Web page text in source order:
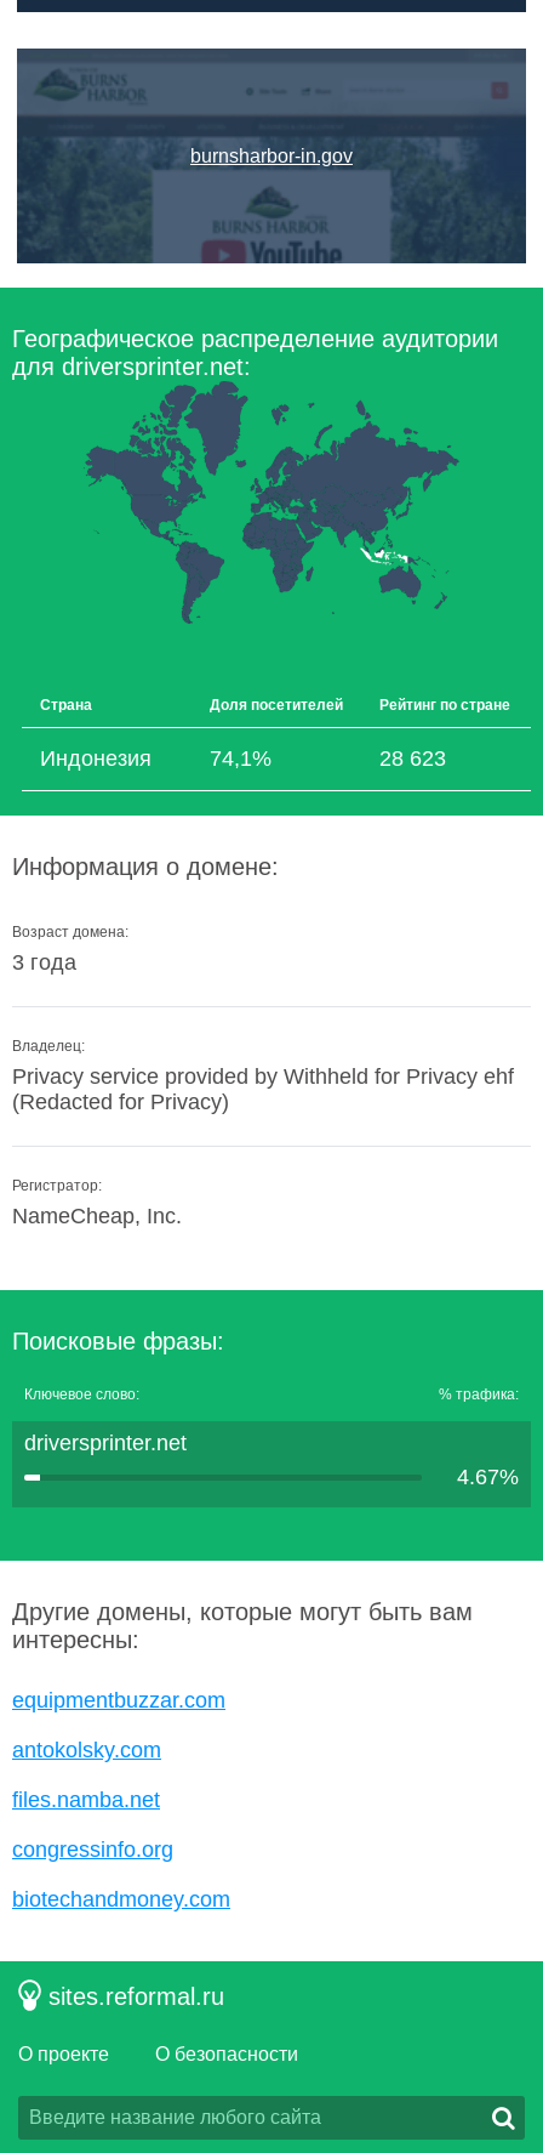
burnsharbor-in.gov
Географическое распределение аудитории
для driversprinter.net:
Страна Доля посетителей Рейтинг по стране
Индонезия 74,1% 28 623
Информация о домене:
Возраст домена:
3 года
Владелец:
Privacy service provided by Withheld for Privacy ehf
(Redacted for Privacy)
Регистратор:
NameCheap, Inc.
Поисковые фразы:
Ключевое слово: % трафика:
driversprinter.net
4.67%
Другие домены, которые могут быть вам
интересны:
equipmentbuzzar.com
antokolsky.com
files.namba.net
congressinfo.org
biotechandmoney.com
sites.reformal.ru
О проекте О безопасности